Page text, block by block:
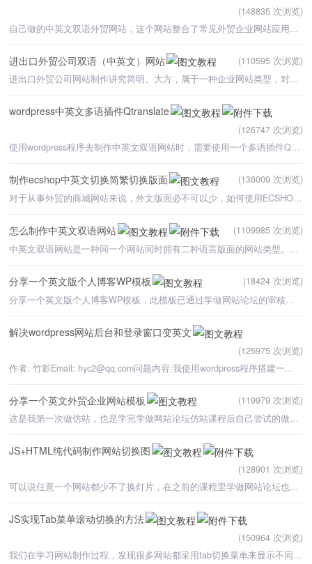
(148835 次浏览)
自己做的中英文双语外贸网站，这个网站整合了常见外贸企业网站应用的常用功能，整个版面比较明朗清晰，既结
进出口外贸公司双语（中英文）网站
(110595 次浏览)
进出口外贸公司网站制作讲究简明、大方，属于一种企业网站类型，对于进出口外贸公司网站最大的要求是满足中
wordpress中英文多语插件Qtranslate
(126747 次浏览)
使用wordpress程序去制作中英文双语网站时，需要使用一个多语插件Qtranslate，通过这个插件可以很快让我们
制作ecshop中英文切换简繁切换版面
(136009 次浏览)
对于从事外贸的商城网站来说，外文版面必不可以少，如何使用ECSHOP进行商城网站建设时，能够在自己的网站上
怎么制作中英文双语网站
(1109985 次浏览)
中英文双语网站是一种同一个网站同时拥有二种语言版面的网站类型。很多外贸网站都是中英文双语网站。（视频
分享一个英文版个人博客WP模板
(18424 次浏览)
分享一个英文版个人博客WP模板，此模板已通过学做网站论坛的审核，并对该模板作了如下几点修改：1、站长
解决wordpress网站后台和登录窗口变英文
(125975 次浏览)
作者: 竹影Email: hyc2@qq.com问题内容:我使用wordpress程序搭建一个网站，但是网站后台变英文了，
分享一个英文外贸企业网站模板
(119979 次浏览)
这是我第一次做仿站，也是学完学做网站论坛仿站课程后自己尝试的做一个网站，找了一个感觉不太难的网站，仿
JS+HTML纯代码制作网站切换图
(128901 次浏览)
可以说任意一个网站都少不了换灯片，在之前的课程里学做网站论坛也列举了很多网站幻灯片代码，通过这些方法
JS实现Tab菜单滚动切换的方法
(150964 次浏览)
我们在学习网站制作过程，发现很多网站都采用tab切换菜单来显示不同栏目的内容，这样即可以节省网站版面，